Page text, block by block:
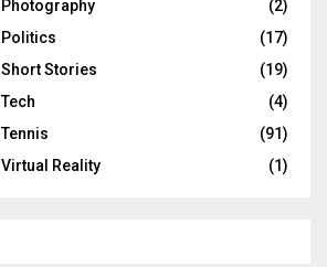
Photography
(2)
Politics
(17)
Short Stories
(19)
Tech
(4)
Tennis
(91)
Virtual Reality
(1)